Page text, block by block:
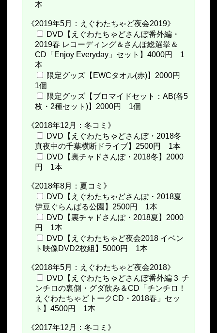
本
《2019年5月：えぐわたちゃど夜会2019》
DVD【えぐわたちゃどさんぽ番外編・
2019春 レコーディング＆さんぽ総選挙＆
CD「Enjoy Everyday」セット】4000円 1
本
限定グッズ【EWCタオル(赤)】2000円
1個
限定グッズ【ブロマイドセット：AB(各5
枚・2種セット)】2000円 1個
《2018年12月：冬コミ》
DVD【えぐわたちゃどさんぽ・2018冬
真夜中の千葉横断ドライブ】2500円 1本
DVD【裏チャドさんぽ・2018冬】2000
円 1本
《2018年8月：夏コミ》
DVD【えぐわたちゃどさんぽ・2018夏
伊豆ぐらんぱる公園】2500円 1本
DVD【裏チャドさんぽ・2018夏】2000
円 1本
DVD【えぐわたちゃど夜会2018 イベン
ト映像DVD2枚組】5000円 1本
《2018年5月：えぐわたちゃど夜会2018》
DVD【えぐわたちゃどさんぽ番外編３ チ
ンチロの裏側・グダ飲み＆CD「チンチロ！
えぐわたちゃどトークCD・2018春」セッ
ト】4500円 1本
《2017年12月：冬コミ》